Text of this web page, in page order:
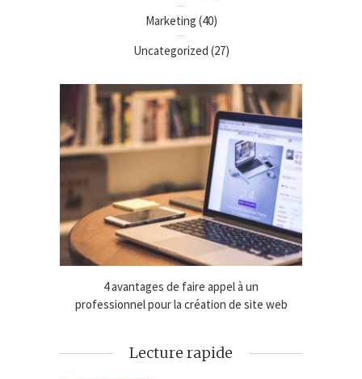
Marketing (40)
Uncategorized (27)
4 avantages de faire appel à un
professionnel pour la création de site web
Lecture rapide